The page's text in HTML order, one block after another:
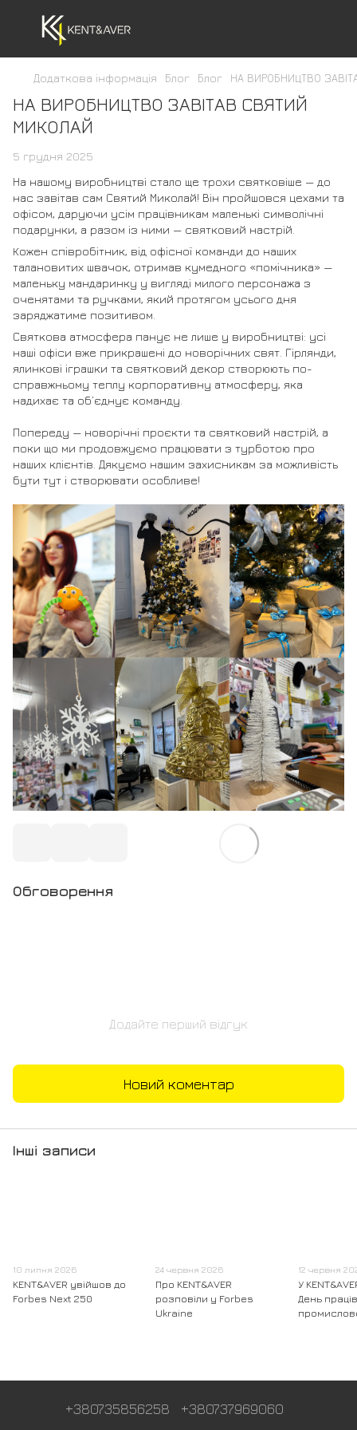
Додаткова інформація Блог Блог НА ВИРОБНИЦТВО
НА ВИРОБНИЦТВО ЗАВІТАВ СВЯТИЙ
МИКОЛАЙ
5 грудня 2025
На нашому виробництві стало ще трохи святковіше — до
нас завітав сам Святий Миколай! Він пройшовся цехами та
офісом, даруючи усім працівникам маленькі символічні
подарунки, а разом із ними — святковий настрій.
Кожен співробітник, від офісної команди до наших
талановитих швачок, отримав кумедного «помічника» —
маленьку мандаринку у вигляді милого персонажа з
оченятами та ручками, який протягом усього дня
заряджатиме позитивом.
Святкова атмосфера панує не лише у виробництві: усі
наші офіси вже прикрашені до новорічних свят. Гірлянди,
ялинкові іграшки та святковий декор створюють по-
справжньому теплу корпоративну атмосферу, яка
надихає та об’єднує команду.
Попереду — новорічні проєкти та святковий настрій, а
поки що ми продовжуємо працювати з турботою про
наших клієнтів. Дякуємо нашим захисникам за можливість
бути тут і створювати особливе!
Обговорення
Додайте перший відгук
Новий коментар
Інші записи
10 липня 2026
KENT&AVER увійшов до
Forbes Next 250
24 червня 2026
Про KENT&AVER
розповіли у Forbes
Ukraine
12 червня
У
День
+380735856258 +380737969060